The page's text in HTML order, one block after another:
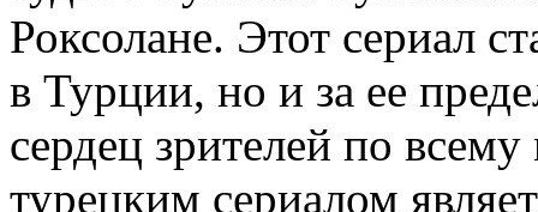
Роксолане. Этот сериал
в Турции, но и за ее
сердец зрителей по
турецким сериалом